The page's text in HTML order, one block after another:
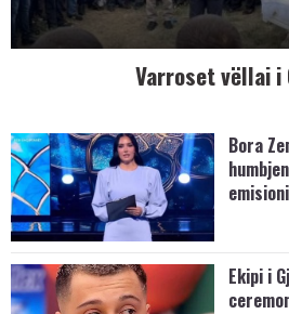
Varroset vëllai
Bora
Ekipi i